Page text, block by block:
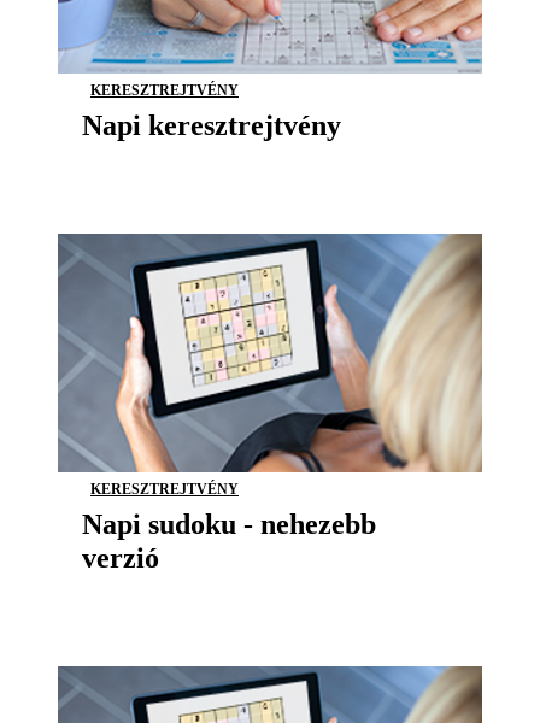
KERESZTREJTVÉNY
Napi keresztrejtvény
KERESZTREJTVÉNY
Napi sudoku - nehezebb
verzió